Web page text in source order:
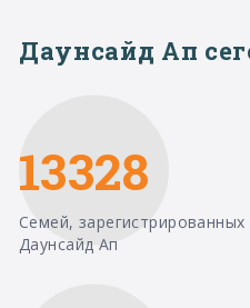
Даунсайд Ап
13328
Семей,
Даунсайд Ап